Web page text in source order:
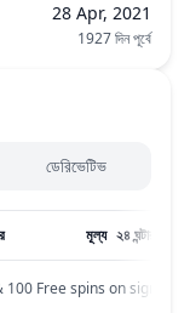
28 Apr, 2021
1927 দিন পূর্বে
ডেরিভেটিভ
মূল্য ২৪ ঘন্টার ভলিউম
Free spins on sign up!